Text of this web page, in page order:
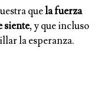
quela fuerza
siente, y que incluso
la esperanza.